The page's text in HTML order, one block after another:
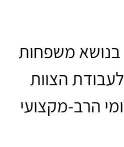
משפחות
הצוות
הרב-מקצועי